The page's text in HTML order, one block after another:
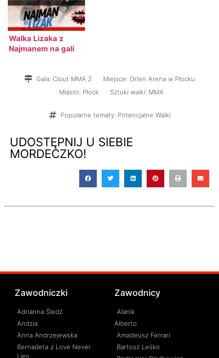
Walka Lizaka z
Najmanem na gali
Gigantów!
Gala: Clout MMA 2 Miejsce: Orlen Arena w Płocku
Miasto: Płock Sztuki walki: MMA
Popularne tematy: Potencjalne Walki
UDOSTĘPNIJ U SIEBIE
MORDECZKO!
Zawodniczki
Adrianna Śledź
Andzia
Anna Andrzejewska
Bernadeta z Love Never
Lies
Zawodnicy
Alanik
Alberto
Amadeusz Ferrari
Bartosz Leśko